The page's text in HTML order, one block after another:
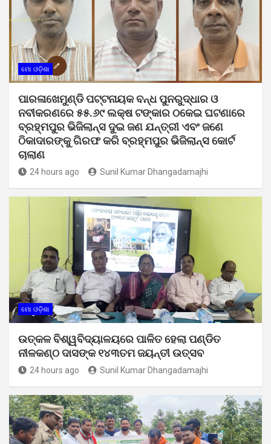
ମୋ ଓଡ଼ିଶା
ପାରଳାଖେମୁଣ୍ଡି ପଟ୍ଟନାୟକ ବନ୍ଧ ପୁନରୁଦ୍ଧାର ଓ
ନବୀକରଣରେ ୫୫.୬୯ ଲକ୍ଷ ଟଙ୍କାର ଠକେଇ ଘଟଣାରେ
ବ୍ରହ୍ମପୁର ଭିଜିଲାନ୍ସ ଦୁଇ ଜଣ ଯନ୍ତ୍ରୀ ଏବଂ ଜଣେ
ଠିକାଦାରଙ୍କୁ ଗିରଫ କରି ବ୍ରହ୍ମପୁର ଭିଜିଲାନ୍ସ କୋର୍ଟ
ଚାଲାଣ
24 hours ago Sunil Kumar Dhangadamajhi
ମୋ ଓଡ଼ିଶା
ଉତ୍କଳ ବିଶ୍ୱବିଦ୍ୟାଳୟରେ ପାଳିତ ହେଲା ପଣ୍ଡିତ
ନୀଳକଣ୍ଠ ଦାସଙ୍କ ୧୪୩ତମ ଜୟନ୍ତୀ ଉତ୍ସବ
24 hours ago Sunil Kumar Dhangadamajhi